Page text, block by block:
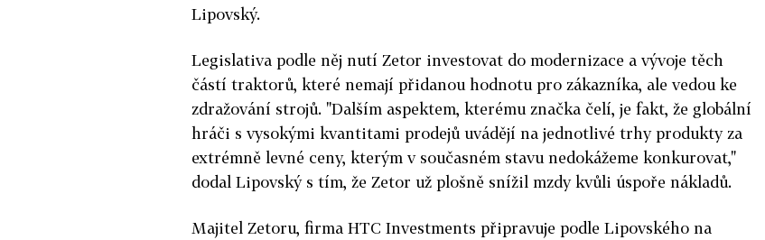
Lipovský.
Legislativa podle něj nutí Zetor investovat do modernizace a vývoje těch
částí traktorů, které nemají přidanou hodnotu pro zákazníka, ale vedou ke
zdražování strojů. "Dalším aspektem, kterému značka čelí, je fakt, že globální
hráči s vysokými kvantitami prodejů uvádějí na jednotlivé trhy produkty za
extrémně levné ceny, kterým v současném stavu nedokážeme konkurovat,"
dodal Lipovský s tím, že Zetor už plošně snížil mzdy kvůli úspoře nákladů.
Majitel Zetoru, firma HTC Investments připravuje podle Lipovského na